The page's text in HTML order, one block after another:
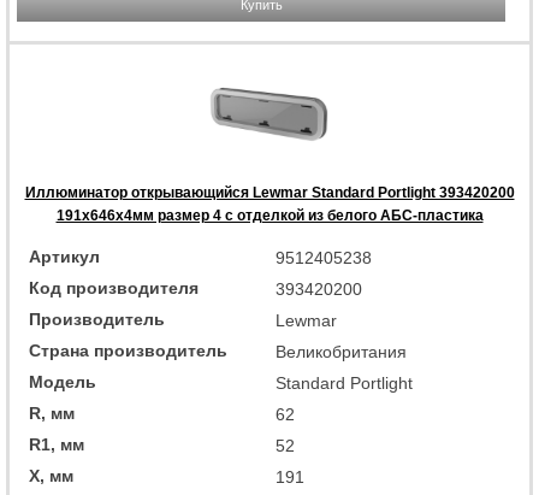
Купить
Иллюминатор открывающийся Lewmar Standard Portlight 393420200
191x646x4мм размер 4 с отделкой из белого АБС-пластика
Артикул
9512405238
Код производителя
393420200
Производитель
Lewmar
Страна производитель
Великобритания
Модель
Standard Portlight
R, мм
62
R1, мм
52
X, мм
191